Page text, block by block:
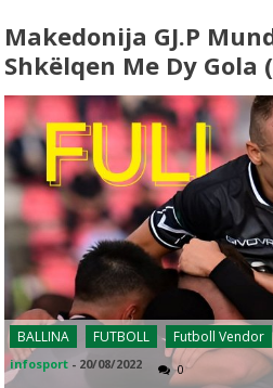
Makedonija GJ.P
Shkëlqen Me Dy Gola
BALLINA FUTBOLL Futboll Vendor
infosport - 20/08/2022 0